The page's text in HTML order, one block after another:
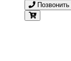
Позвонить